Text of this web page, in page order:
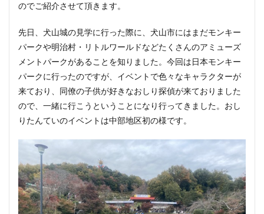
のでご紹介させて頂きます。
先日、犬山城の見学に行った際に、犬山市にはまだモンキー
パークや明治村・リトルワールドなどたくさんのアミューズ
メントパークがあることを知りました。今回は日本モンキー
パークに行ったのですが、イベントで色々なキャラクターが
来ており、同僚の子供が好きなおしり探偵が来ておりました
ので、一緒に行こうということになり行ってきました。おし
りたんていのイベントは中部地区初の様です。